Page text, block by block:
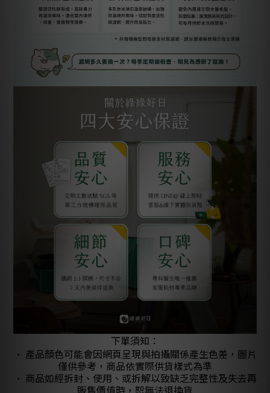
下單須知：
• 產品顏色可能會因網頁呈現與拍攝關係產生色差，圖片
僅供參考，商品依實際供貨樣式為準
• 商品如經拆封、使用、或拆解以致缺乏完整性及失去再
販售價值時，恕無法退換貨